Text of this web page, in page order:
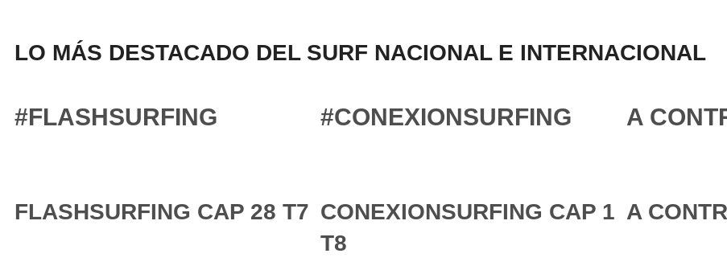
LO MÁS DESTACADO DEL SURF NACIONAL E INTERNACIONAL
#FLASHSURFING
FLASHSURFING CAP 28 T7
#CONEXIONSURFING
CONEXIONSURFING CAP 1
T8
A
A